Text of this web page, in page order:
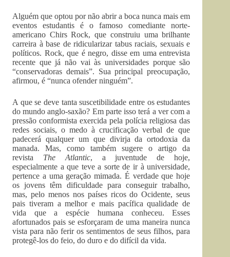
Alguém que optou por não abrir a boca nunca mais em
eventos estudantis é o famoso comediante norte-
americano Chirs Rock, que construiu uma brilhante
carreira à base de ridicularizar tabus raciais, sexuais e
políticos. Rock, que é negro, disse em uma entrevista
recente que já não vai às universidades porque são
“conservadoras demais”. Sua principal preocupação,
afirmou, é “nunca ofender ninguém”.
A que se deve tanta suscetibilidade entre os estudantes
do mundo anglo-saxão? Em parte isso terá a ver com a
pressão conformista exercida pela polícia religiosa das
redes sociais, o medo à crucificação verbal de que
padecerá qualquer um que divirja da ortodoxia da
manada. Mas, como também sugere o artigo da
revista The Atlantic, a juventude de hoje,
especialmente a que teve a sorte de ir à universidade,
pertence a uma geração mimada. É verdade que hoje
os jovens têm dificuldade para conseguir trabalho,
mas, pelo menos nos países ricos do Ocidente, seus
pais tiveram a melhor e mais pacífica qualidade de
vida que a espécie humana conheceu. Esses
afortunados pais se esforçaram de uma maneira nunca
vista para não ferir os sentimentos de seus filhos, para
protegê-los do feio, do duro e do difícil da vida.